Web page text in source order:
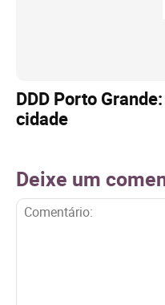
DDD Porto
cidade
Deixe um